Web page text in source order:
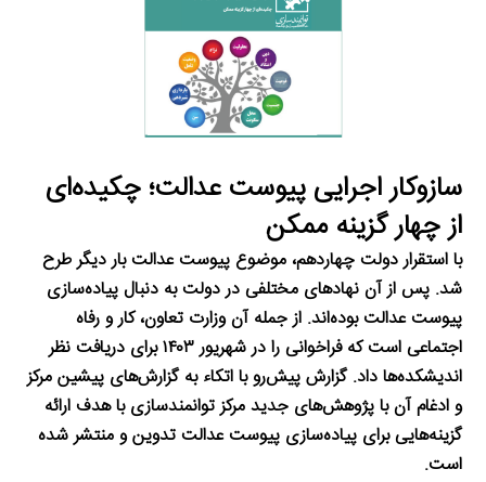
سازوکار اجرایی پیوست عدالت؛ چکیده‌ای
از چهار گزینه ممکن
با استقرار دولت چهاردهم، موضوع پیوست عدالت بار دیگر طرح
شد. پس از آن نهادهای مختلفی در دولت به دنبال پیاده‌سازی
پیوست عدالت بوده‌اند. از جمله آن وزارت تعاون، کار و رفاه
اجتماعی است که فراخوانی را در شهریور ۱۴۰۳ برای دریافت نظر
اندیشکده‌ها داد. گزارش پیش‌رو با اتکاء به گزارش‌های پیشین مرکز
و ادغام آن با پژوهش‌های جدید مرکز توانمندسازی با هدف ارائه
گزینه‌هایی برای پیاده‌سازی پیوست عدالت تدوین و منتشر شده
است.